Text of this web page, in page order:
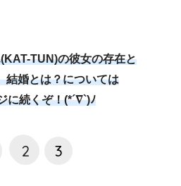
TUN)の彼女の存在と
結婚とは？については
に続くぞ！(*´∇`)ﾉ
2 3